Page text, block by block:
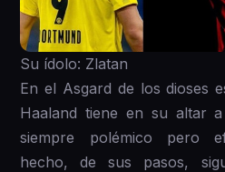
Su ídolo: Zlatan
En el Asgard de los dioses
Haaland tiene en su altar
siempre polémico pero
hecho, de sus pasos,